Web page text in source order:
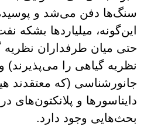
سنگ‌ها دفن می‌شد و
این‌گونه، میلیاردها
حتی میان طرفداران
نظریه گیاهی را می‌پذیرند)
جانورشناسی (که معتقدند
دایناسورها و پلانکتون‌های
بحث‌هایی وجود دارد.